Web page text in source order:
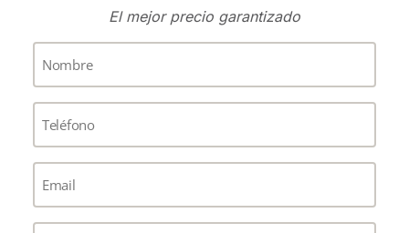
El mejor precio garantizado